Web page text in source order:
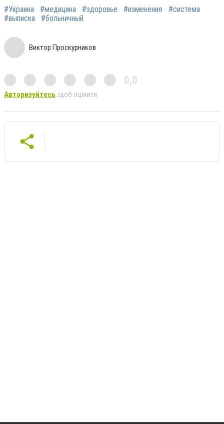
#Украина #медицина #здоровье #изменение
#система
#выписка
#больничный
Виктор Проскурников
0,0
Авторизуйтесь, щоб оцінити